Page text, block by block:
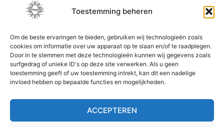
Toestemming beheren
Om de beste ervaringen te bieden, gebruiken wij technologieën zoals
cookies om informatie over uw apparaat op te slaan en/of te raadplegen.
Door in te stemmen met deze technologieën kunnen wij gegevens zoals
surfgedrag of unieke ID's op deze site verwerken. Als u geen
toestemming geeft of uw toestemming intrekt, kan dit een nadelige
invloed hebben op bepaalde functies en mogelijkheden.
ACCEPTEREN
Make-Up spiegeltje
€9,95
Toevoegen aan
winkelwagen
Make-Up spiegeltje
€9,95
Lees verder
1 2 3 4 →